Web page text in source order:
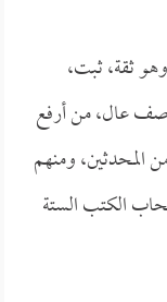
ثقة، ثبت،
عال، من أرفع
المحدثين، ومنهم
الكتب الستة